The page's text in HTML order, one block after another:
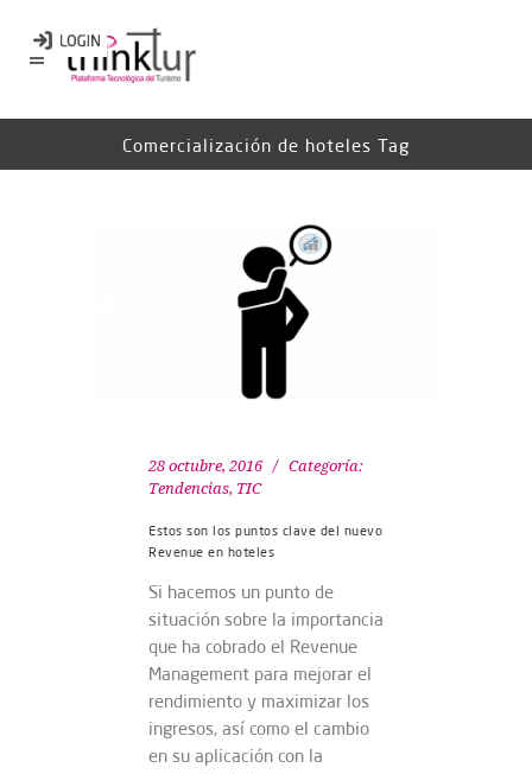
Comercialización de hoteles Tag
28 octubre, 2016
Categoría:
Tendencias, TIC
Estos son los puntos clave del nuevo
Revenue en hoteles
Si hacemos un punto de
situación sobre la importancia
que ha cobrado el Revenue
Management para mejorar el
rendimiento y maximizar los
ingresos, así como el cambio
en su aplicación con la